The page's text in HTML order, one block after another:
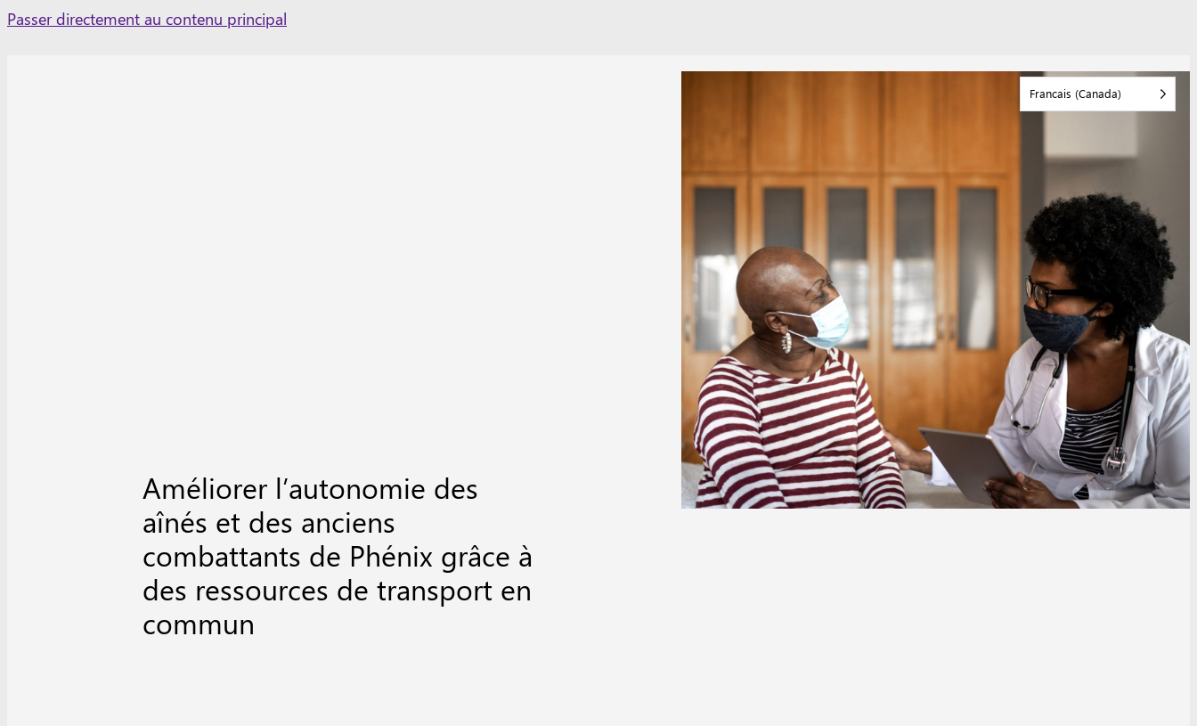
Skip
Passer directement au contenu principal
Francais (Canada)
Améliorer l’autonomie des
aînés et des anciens
combattants de Phénix grâce à
des ressources de transport en
commun